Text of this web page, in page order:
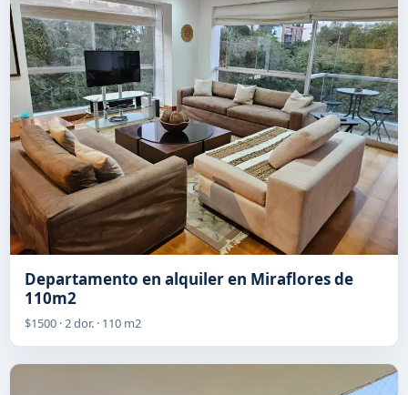
Departamento en alquiler en Miraflores de
110m2
$1500 · 2 dor. · 110 m2